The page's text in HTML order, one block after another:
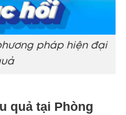
pháp hiện đại
quả tại Phòng